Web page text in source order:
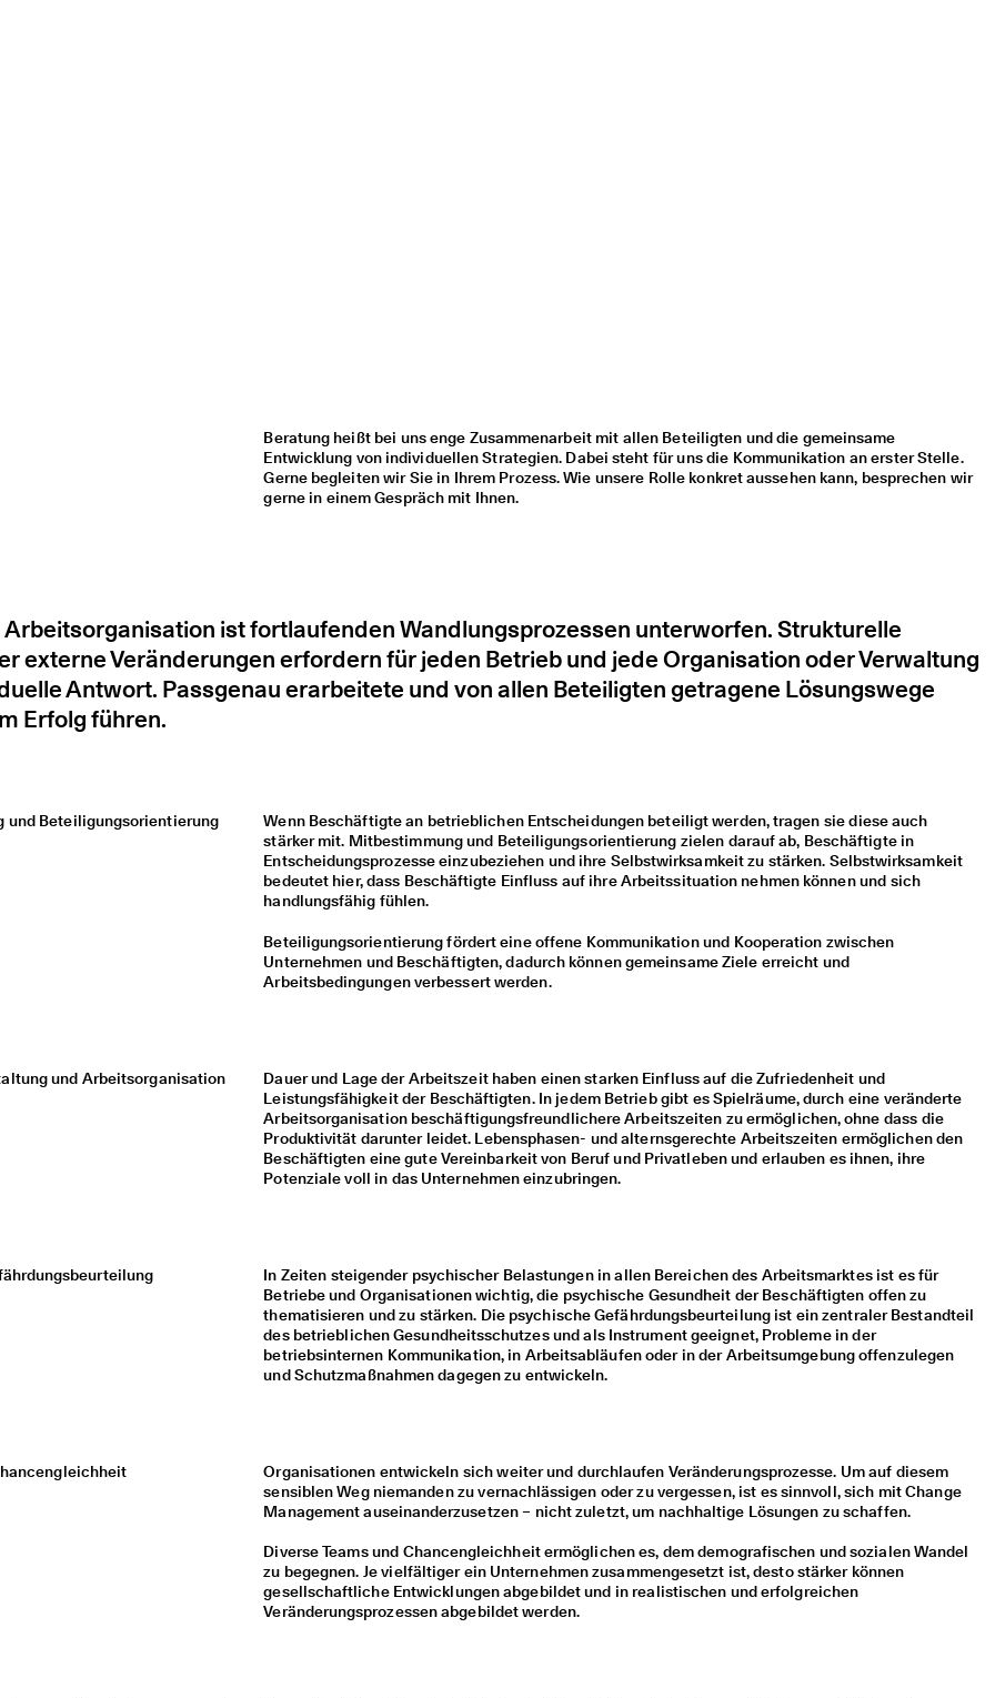
Beratung heißt bei uns enge Zusammenarbeit mit allen Beteiligten und die gemeinsame
Entwicklung von individuellen Strategien. Dabei steht für uns die Kommunikation an erster Stelle.
Gerne begleiten wir Sie in Ihrem Prozess. Wie unsere Rolle konkret aussehen kann, besprechen wir
gerne in einem Gespräch mit Ihnen.
ist fortlaufenden Wandlungsprozessen unterworfen. Strukturelle
externe Veränderungen erfordern für jeden Betrieb und jede Organisation oder Verwaltung
Antwort. Passgenau erarbeitete und von allen Beteiligten getragene Lösungswege
Erfolg führen.
und Beteiligungsorientierung
Wenn Beschäftigte an betrieblichen Entscheidungen beteiligt werden, tragen sie diese auch
stärker mit. Mitbestimmung und Beteiligungsorientierung zielen darauf ab, Beschäftigte in
Entscheidungsprozesse einzubeziehen und ihre Selbstwirksamkeit zu stärken. Selbstwirksamkeit
bedeutet hier, dass Beschäftigte Einfluss auf ihre Arbeitssituation nehmen können und sich
handlungsfähig fühlen.
Beteiligungsorientierung fördert eine offene Kommunikation und Kooperation zwischen
Unternehmen und Beschäftigten, dadurch können gemeinsame Ziele erreicht und
Arbeitsbedingungen verbessert werden.
und Arbeitsorganisation
Dauer und Lage der Arbeitszeit haben einen starken Einfluss auf die Zufriedenheit und
Leistungsfähigkeit der Beschäftigten. In jedem Betrieb gibt es Spielräume, durch eine veränderte
Arbeitsorganisation beschäftigungsfreundlichere Arbeitszeiten zu ermöglichen, ohne dass die
Produktivität darunter leidet. Lebensphasen- und alternsgerechte Arbeitszeiten ermöglichen den
Beschäftigten eine gute Vereinbarkeit von Beruf und Privatleben und erlauben es ihnen, ihre
Potenziale voll in das Unternehmen einzubringen.
In Zeiten steigender psychischer Belastungen in allen Bereichen des Arbeitsmarktes ist es für
Betriebe und Organisationen wichtig, die psychische Gesundheit der Beschäftigten offen zu
thematisieren und zu stärken. Die psychische Gefährdungsbeurteilung ist ein zentraler Bestandteil
des betrieblichen Gesundheitsschutzes und als Instrument geeignet, Probleme in der
betriebsinternen Kommunikation, in Arbeitsabläufen oder in der Arbeitsumgebung offenzulegen
und Schutzmaßnahmen dagegen zu entwickeln.
Organisationen entwickeln sich weiter und durchlaufen Veränderungsprozesse. Um auf diesem
sensiblen Weg niemanden zu vernachlässigen oder zu vergessen, ist es sinnvoll, sich mit Change
Management auseinanderzusetzen – nicht zuletzt, um nachhaltige Lösungen zu schaffen.
Diverse Teams und Chancengleichheit ermöglichen es, dem demografischen und sozialen Wandel
zu begegnen. Je vielfältiger ein Unternehmen zusammengesetzt ist, desto stärker können
gesellschaftliche Entwicklungen abgebildet und in realistischen und erfolgreichen
Veränderungsprozessen abgebildet werden.